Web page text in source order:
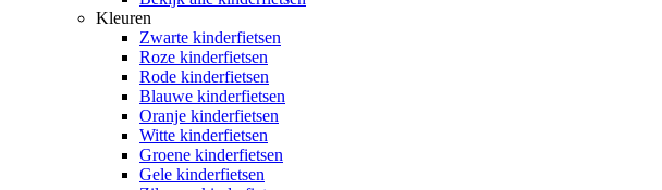
Kleuren
Zwarte kinderfietsen
Roze kinderfietsen
Rode kinderfietsen
Blauwe kinderfietsen
Oranje kinderfietsen
Witte kinderfietsen
Groene kinderfietsen
Gele kinderfietsen